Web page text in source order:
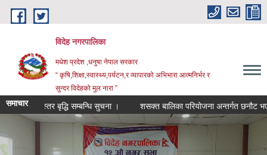
Skip to main content
विदेह नगरपालिका
मधेश प्रदेश ,धनुषा नेपाल सरकार
“ कृषि,शिक्षा,स्वास्थ्य,पर्यटन,र व्यापारको अभिभारा आत्मनिर्भर र
सुन्दर विदेहको मुल नारा ”
समाचारतह/स्तर बृद्धि सम्बन्धि सुचना । शसक्त बालिका परियोजना अन्तर्गत छनौट